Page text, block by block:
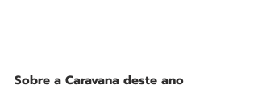
Sobre a Caravana deste ano